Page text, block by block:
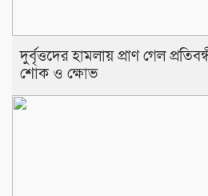
দুর্বৃত্তদের হামলায় প্রাণ গেল
শোক ও ক্ষোভ